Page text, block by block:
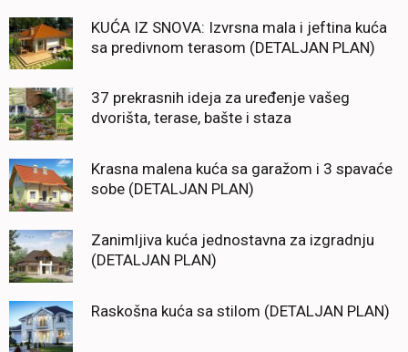
KUĆA IZ SNOVA: Izvrsna mala i jeftina kuća
sa predivnom terasom (DETALJAN PLAN)
37 prekrasnih ideja za uređenje vašeg
dvorišta, terase, bašte i staza
Krasna malena kuća sa garažom i 3 spavaće
sobe (DETALJAN PLAN)
Zanimljiva kuća jednostavna za izgradnju
(DETALJAN PLAN)
Raskošna kuća sa stilom (DETALJAN PLAN)